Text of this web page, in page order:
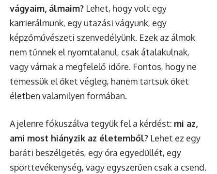
vágyaim, álmaim? Lehet, hogy volt egy
karrierálmunk, egy utazási vágyunk, egy
képzőművészeti szenvedélyünk. Ezek az álmok
nem tűnnek el nyomtalanul, csak átalakulnak,
vagy várnak a megfelelő időre. Fontos, hogy ne
temessük el őket végleg, hanem tartsuk őket
életben valamilyen formában.
A jelenre fókuszálva tegyük fel a kérdést: mi az,
ami most hiányzik az életemből? Lehet ez egy
baráti beszélgetés, egy óra egyedüllét, egy
sporttevékenység, vagy egyszerűen csak a csend.